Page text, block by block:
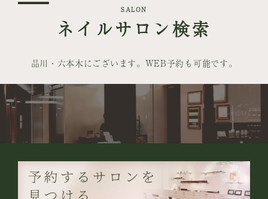
SALON
ネイルサロン検索
品川・六本木にございます。WEB予約も可能です。